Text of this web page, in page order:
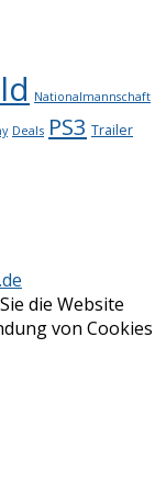
Nationalmannschaft
Deals PS3 Trailer
die Website
von Cookies